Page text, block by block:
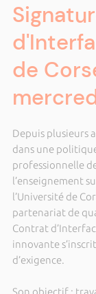
de
Depuis plusieurs
dans une
professionnelle
l’enseignement
l’Université de
partenariat de
Contrat
innovante
d’exigence.
Son objectif :